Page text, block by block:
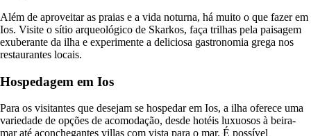
Além de aproveitar as praias e a vida noturna, há muito o que fazer em
Ios. Visite o sítio arqueológico de Skarkos, faça trilhas pela paisagem
exuberante da ilha e experimente a deliciosa gastronomia grega nos
restaurantes locais.
Hospedagem em Ios
Para os visitantes que desejam se hospedar em Ios, a ilha oferece uma
variedade de opções de acomodação, desde hotéis luxuosos à beira-
mar até aconchegantes villas com vista para o mar. É possível